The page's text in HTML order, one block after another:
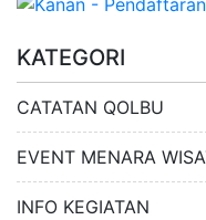
KATEGORI
CATATAN QOLBU
EVENT MENARA
INFO KEGIATAN